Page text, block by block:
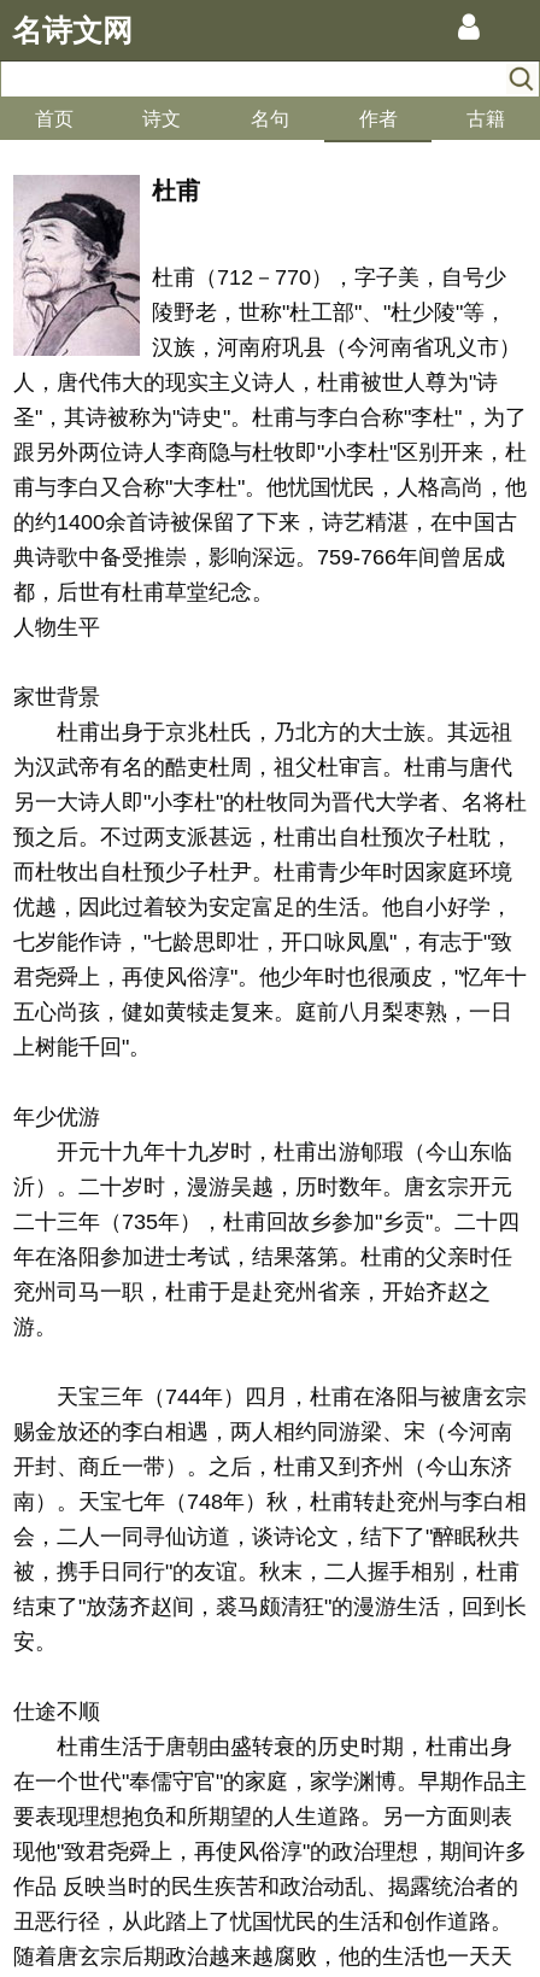
名诗文网
首页 诗文 名句 作者 古籍
杜甫
杜甫（712－770），字子美，自号少
陵野老，世称"杜工部"、"杜少陵"等，
汉族，河南府巩县（今河南省巩义市）
人，唐代伟大的现实主义诗人，杜甫被世人尊为"诗
圣"，其诗被称为"诗史"。杜甫与李白合称"李杜"，为了
跟另外两位诗人李商隐与杜牧即"小李杜"区别开来，杜
甫与李白又合称"大李杜"。他忧国忧民，人格高尚，他
的约1400余首诗被保留了下来，诗艺精湛，在中国古
典诗歌中备受推崇，影响深远。759-766年间曾居成
都，后世有杜甫草堂纪念。
人物生平
家世背景
杜甫出身于京兆杜氏，乃北方的大士族。其远祖
为汉武帝有名的酷吏杜周，祖父杜审言。杜甫与唐代
另一大诗人即"小李杜"的杜牧同为晋代大学者、名将杜
预之后。不过两支派甚远，杜甫出自杜预次子杜耽，
而杜牧出自杜预少子杜尹。杜甫青少年时因家庭环境
优越，因此过着较为安定富足的生活。他自小好学，
七岁能作诗，"七龄思即壮，开口咏凤凰"，有志于"致
君尧舜上，再使风俗淳"。他少年时也很顽皮，"忆年十
五心尚孩，健如黄犊走复来。庭前八月梨枣熟，一日
上树能千回"。
年少优游
开元十九年十九岁时，杜甫出游郇瑕（今山东临
沂）。二十岁时，漫游吴越，历时数年。唐玄宗开元
二十三年（735年），杜甫回故乡参加"乡贡"。二十四
年在洛阳参加进士考试，结果落第。杜甫的父亲时任
兖州司马一职，杜甫于是赴兖州省亲，开始齐赵之
游。
天宝三年（744年）四月，杜甫在洛阳与被唐玄宗
赐金放还的李白相遇，两人相约同游梁、宋（今河南
开封、商丘一带）。之后，杜甫又到齐州（今山东济
南）。天宝七年（748年）秋，杜甫转赴兖州与李白相
会，二人一同寻仙访道，谈诗论文，结下了"醉眠秋共
被，携手日同行"的友谊。秋末，二人握手相别，杜甫
结束了"放荡齐赵间，裘马颇清狂"的漫游生活，回到长
安。
仕途不顺
杜甫生活于唐朝由盛转衰的历史时期，杜甫出身
在一个世代"奉儒守官"的家庭，家学渊博。早期作品主
要表现理想抱负和所期望的人生道路。另一方面则表
现他"致君尧舜上，再使风俗淳"的政治理想，期间许多
作品 反映当时的民生疾苦和政治动乱、揭露统治者的
丑恶行径，从此踏上了忧国忧民的生活和创作道路。
随着唐玄宗后期政治越来越腐败，他的生活也一天天